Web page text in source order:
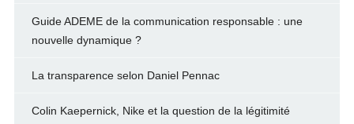
Guide ADEME de la communication responsable : une
nouvelle dynamique ?
La transparence selon Daniel Pennac
Colin Kaepernick, Nike et la question de la légitimité